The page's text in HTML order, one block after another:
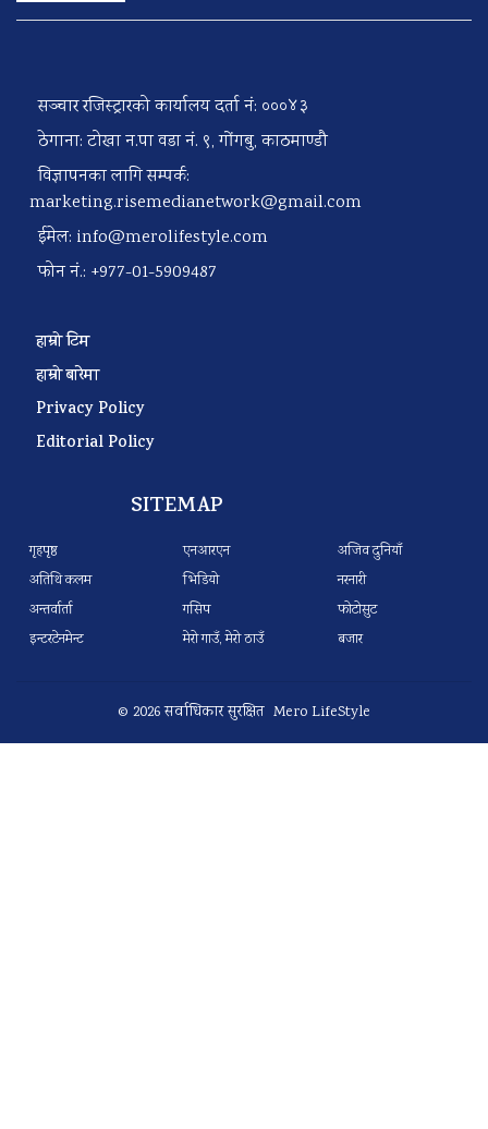
सञ्चार रजिस्ट्रारको कार्यालय दर्ता नं: ०००४३
ठेगाना: टोखा न.पा वडा नं. ९, गोंगबु, काठमाण्डौ
विज्ञापनका लागि सम्पर्क:
marketing.risemedianetwork@gmail.com
ईमेल: info@merolifestyle.com
फोन नं.: +977-01-5909487
हाम्रो टिम
हाम्रो बारेमा
Privacy Policy
Editorial Policy
SITEMAP
गृहपृष्ठ
अतिथि कलम
अन्तर्वार्ता
इन्टरटेनमेन्ट
एनआरएन
भिडियो
गसिप
मेरो गाउँ, मेरो ठाउँ
अजिव दुनियाँ
नरनारी
फोटोसुट
बजार
© 2026 सर्वाधिकार सुरक्षित Mero LifeStyle